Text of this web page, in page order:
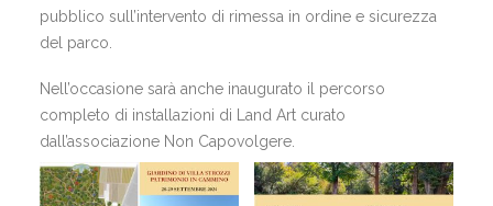
pubblico sull’intervento di rimessa in ordine e sicurezza
del parco.
Nell’occasione sarà anche inaugurato il percorso
completo di installazioni di Land Art curato
dall’associazione Non Capovolgere.